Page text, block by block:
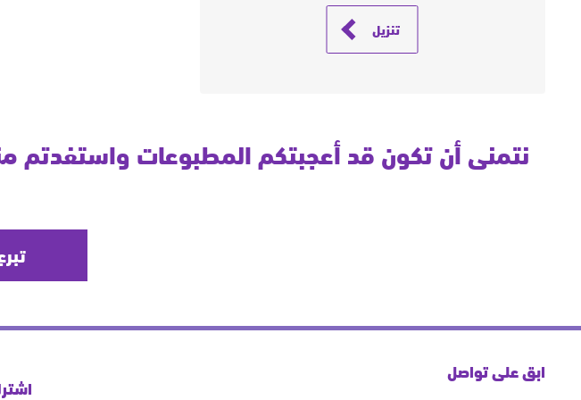
تنزيل
نتمنى أن تكون قد أعجبتكم المطبوعات واستفدتم
ابق على تواصل